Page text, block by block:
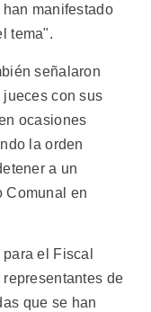
manifestado
tema".
señalaron
con sus
ocasiones
la orden
a un
Comunal en
el Fiscal
de
que se han